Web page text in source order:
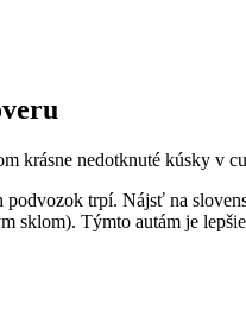
krásne nedotknuté kúsky
trpí. Nájsť na
sklom). Týmto autám je